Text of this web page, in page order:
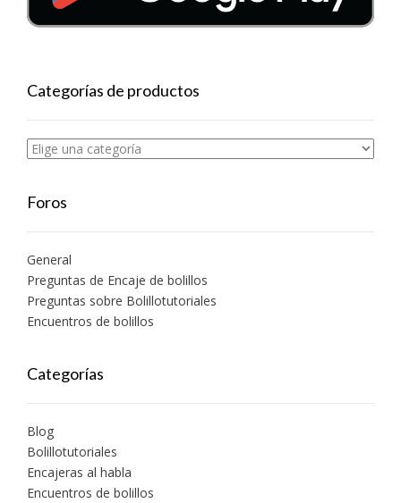
Categorías de productos
Foros
General
Preguntas de Encaje de bolillos
Preguntas sobre Bolillotutoriales
Encuentros de bolillos
Categorías
Blog
Bolillotutoriales
Encajeras al habla
Encuentros de bolillos